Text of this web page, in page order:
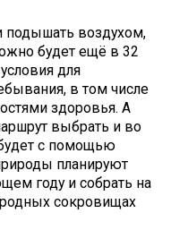
подышать воздухом,
будет ещё в 32
для
в том числе
здоровья. А
выбрать и во
с помощью
планируют
году и собрать на
сокровищах